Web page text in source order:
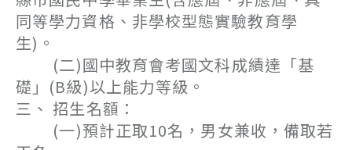
同等學力資格、非學校型態實驗教育學
生)。
(二)國中教育會考國文科成績達「基
礎」(B級)以上能力等級。
三、 招生名額：
(一)預計正取10名，男女兼收，備取若